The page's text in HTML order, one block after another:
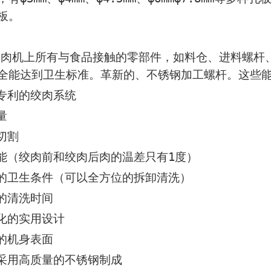
。
所有与食品接触的零部件，如料仓、进料螺杆
能达到卫生标准。 革新的、不锈钢加工螺杆。这些
的绞肉系统
肉前和绞肉后肉的温差只有1度）
条件（可以全方位的拆卸清洗）
洗时间
实用设计
身表面
质量的不锈钢制成